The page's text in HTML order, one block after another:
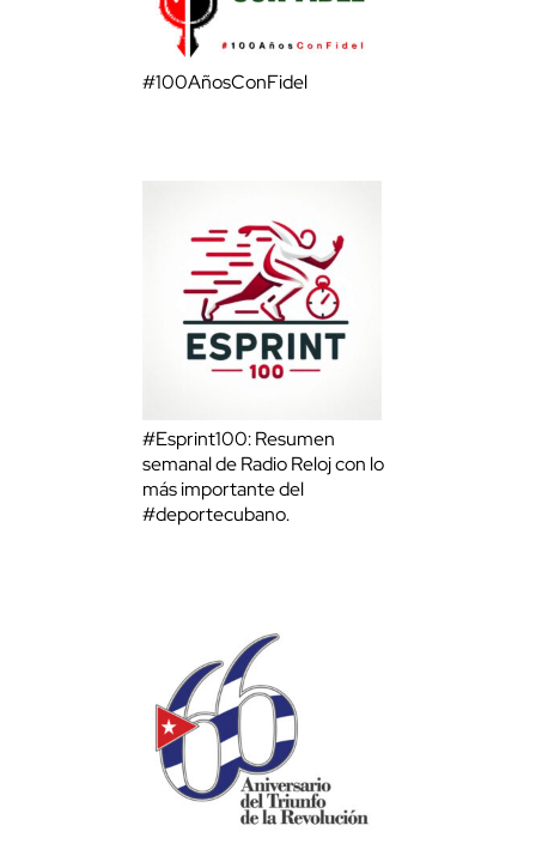
#100AñosConFidel
#Esprint100: Resumen
semanal de Radio Reloj con lo
más importante del
#deportecubano.